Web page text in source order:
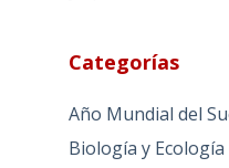
Categorías
Año Mundial del
Biología y Ecología